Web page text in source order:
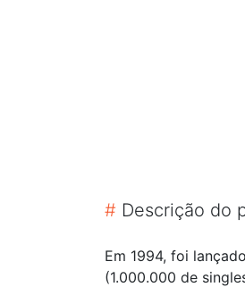
# Descrição do
Em 1994, foi
(1.000.000 de